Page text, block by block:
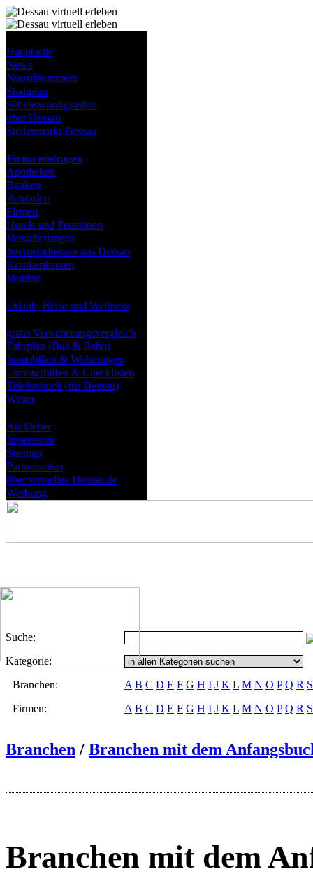
Hauptseite
News
Notrufnummern
Stadtplan
Sehenswürdigkeiten
über Dessau
Stellenmarkt Dessau
Firma eintragen
Apotheken
Banken
Behörden
Firmen
Hotels und Pensionen
Versicherungen
Internetadressen aus Dessau
Krankenkassen
Vereine
Urlaub, Reise und Wellness
gratis Versicherungsvergleich
Fahrplan (Bus & Bahn)
Immobilien & Wohnungen
Umzugshilfen & Checklisten
Telefonbuch (für Dessau)
Wetter
Aufkleber
Impressum
Sitemap
Partnerseiten
über virtuelles-Dessau.de
Werbung
Suche:
Kategorie:
Branchen:
A B C D E F G H I J K L M N O P Q R S
Firmen:
A B C D E F G H I J K L M N O P Q R S
Branchen / Branchen mit dem
Branchen mit dem